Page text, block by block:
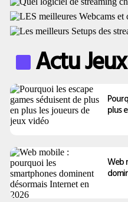
Actu Jeux
plus
Web